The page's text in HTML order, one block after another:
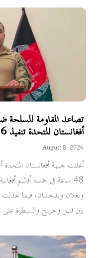
تصاعد المقاومة
أفغانستان المتحدة تنفيذ 6 عمليات في 5 أقاليم
August 8, 2026
48 ساعة في خمسة أقاليم
بين قتيل وجريح والسيطرة